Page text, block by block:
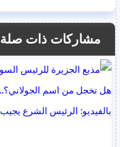
مشاركات ذات صلة